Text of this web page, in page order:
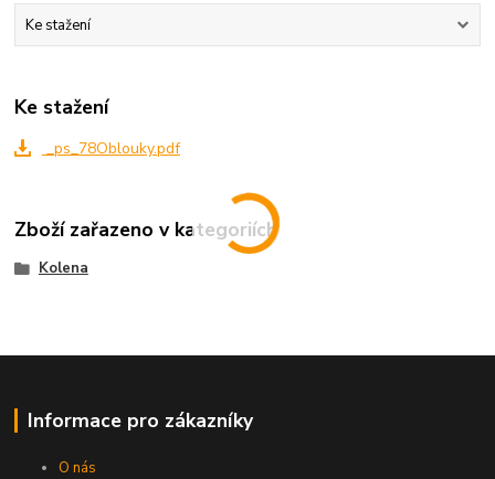
Ke stažení
Ke stažení
_ps_78Oblouky.pdf
Zboží zařazeno v kategoriích
Kolena
Informace pro zákazníky
O nás